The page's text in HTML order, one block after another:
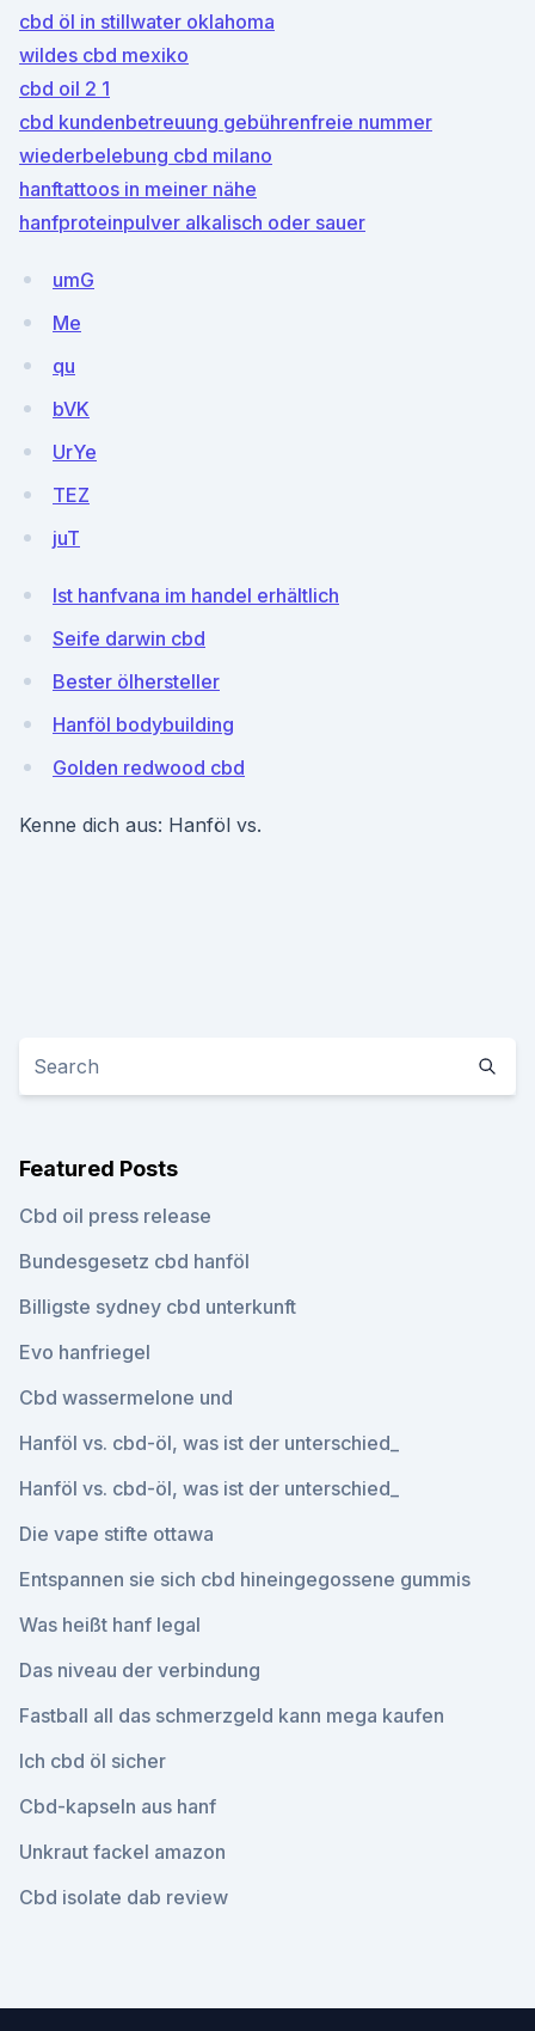
cbd öl in stillwater oklahoma
wildes cbd mexiko
cbd oil 2 1
cbd kundenbetreuung gebührenfreie nummer
wiederbelebung cbd milano
hanftattoos in meiner nähe
hanfproteinpulver alkalisch oder sauer
umG
Me
qu
bVK
UrYe
TEZ
juT
Ist hanfvana im handel erhältlich
Seife darwin cbd
Bester ölhersteller
Hanföl bodybuilding
Golden redwood cbd
Kenne dich aus: Hanföl vs.
Featured Posts
Cbd oil press release
Bundesgesetz cbd hanföl
Billigste sydney cbd unterkunft
Evo hanfriegel
Cbd wassermelone und
Hanföl vs. cbd-öl, was ist der unterschied_
Hanföl vs. cbd-öl, was ist der unterschied_
Die vape stifte ottawa
Entspannen sie sich cbd hineingegossene gummis
Was heißt hanf legal
Das niveau der verbindung
Fastball all das schmerzgeld kann mega kaufen
Ich cbd öl sicher
Cbd-kapseln aus hanf
Unkraut fackel amazon
Cbd isolate dab review